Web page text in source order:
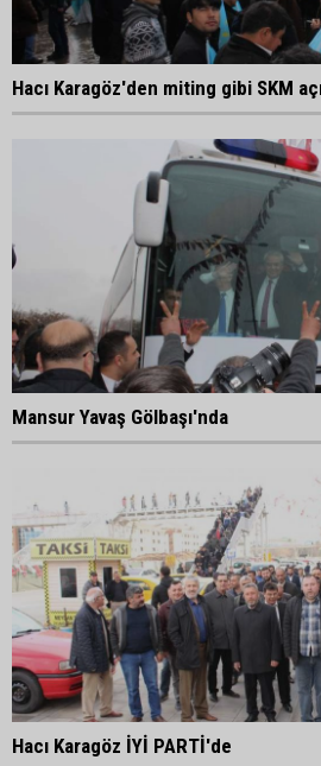
Hacı Karagöz'den miting gibi SKM
Mansur Yavaş Gölbaşı'nda
Hacı Karagöz İYİ PARTİ'de